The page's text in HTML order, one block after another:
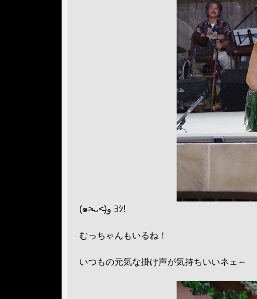
(๑˃̵ᴗ˂̵)و ﾖｼ!
むっちゃんもいるね！
いつもの元気な掛け声が気持ちいいネェ～